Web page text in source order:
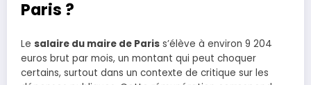
Paris ?
Le salaire du maire de Paris s’élève à environ 9 204
euros brut par mois, un montant qui peut choquer
certains, surtout dans un contexte de critique sur les